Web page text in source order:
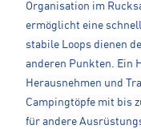
Organisation im
ermöglicht eine
stabile Loops dienen
anderen Punkten. Ein
Herausnehmen und
Campingtöpfe mit bis
für andere